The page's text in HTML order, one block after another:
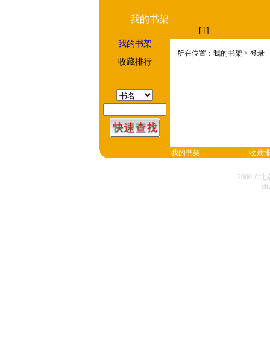
我的书架
[1]
我的书架
收藏排行
所在位置：我的书架 > 登录
我的书架 收藏
2000 ©北